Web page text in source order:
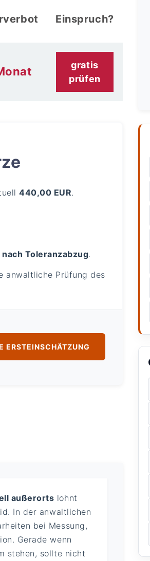
Einspruch?
gratis
prüfen
440,00 EUR.
Toleranzabzug.
anwaltliche Prüfung des
ERSTEINSCHÄTZUNG
außerorts lohnt
In der anwaltlichen
bei Messung,
Gerade wenn
stehen, sollte nicht